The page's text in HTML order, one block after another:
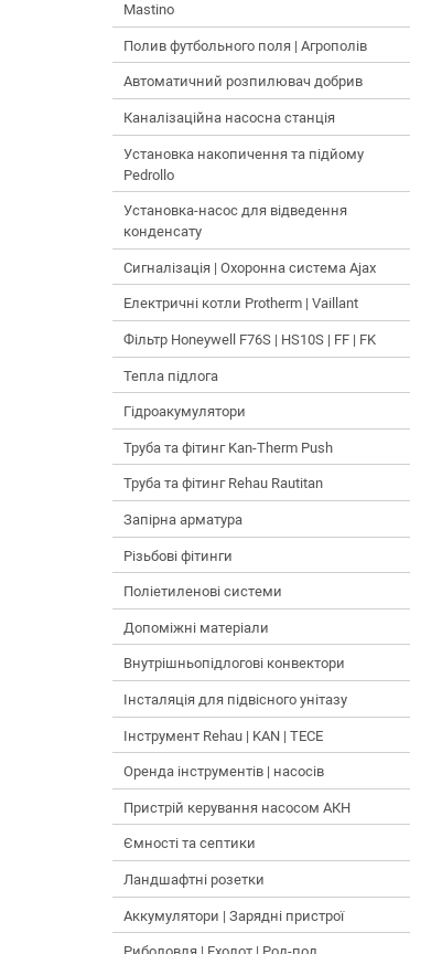
Mastino
Полив футбольного поля | Агрополів
Автоматичний розпилювач добрив
Каналізаційна насосна станція
Установка накопичення та підйому
Pedrollo
Установка-насос для відведення
конденсату
Сигналізація | Охоронна система Ajax
Електричні котли Protherm | Vaillant
Фільтр Honeywell F76S | HS10S | FF | FK
Тепла підлога
Гідроакумулятори
Труба та фітинг Kan-Therm Push
Труба та фітинг Rehau Rautitan
Запірна арматура
Різьбові фітинги
Поліетиленові системи
Допоміжні матеріали
Внутрішньопідлогові конвектори
Інсталяція для підвісного унітазу
Інструмент Rehau | KAN | TECE
Оренда інструментів | насосів
Пристрій керування насосом АКН
Ємності та септики
Ландшафтні розетки
Аккумулятори | Зарядні пристрої